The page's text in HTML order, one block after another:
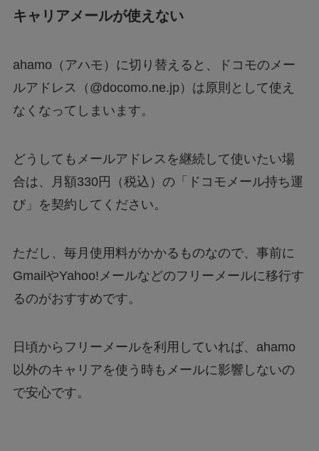
キャリアメールが使えない
ahamo（アハモ）に切り替えると、ドコモのメー
ルアドレス（@docomo.ne.jp）は原則として使え
なくなってしまいます。
どうしてもメールアドレスを継続して使いたい場
合は、月額330円（税込）の「ドコモメール持ち運
び」を契約してください。
ただし、毎月使用料がかかるものなので、事前に
GmailやYahoo!メールなどのフリーメールに移行す
るのがおすすめです。
日頃からフリーメールを利用していれば、ahamo
以外のキャリアを使う時もメールに影響しないの
で安心です。